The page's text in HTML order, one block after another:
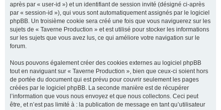
après par « user-id ») et un identifiant de session invité (désigné ci-après
par « session-id »), qui vous sont automatiquement assignés par le logiciel
phpBB. Un troisième cookie sera créé une fois que vous naviguerez sur les
sujets de « Taverne Production » et est utilisé pour stocker les informations
sur les sujets que vous avez lus, ce qui améliore votre navigation sur le
forum.
Nous pouvons également créer des cookies externes au logiciel phpBB
tout en naviguant sur « Taverne Production », bien que ceux-ci soient hors
de portée du document qui est prévu pour couvrir seulement les pages
créées par le logiciel phpBB. La seconde manière est de récupérer
l’information que vous nous envoyez et que nous collectons. Ceci peut
être, et n’est pas limité à : la publication de message en tant qu’utilisateur